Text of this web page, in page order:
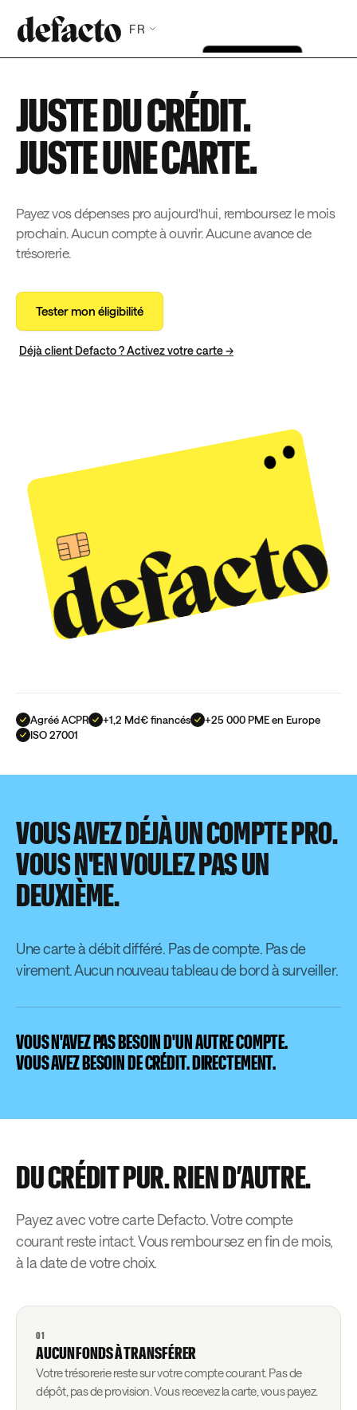
FR
JUSTE DU CRÉDIT.
JUSTE UNE CARTE.
Payez vos dépenses pro aujourd'hui, remboursez le mois
prochain. Aucun compte à ouvrir. Aucune avance de
trésorerie.
Tester mon éligibilité
Déjà client Defacto ? Activez votre carte →
Agréé ACPR +1,2 Md€ financés
+25 000 PME en Europe
ISO 27001
VOUS AVEZ DÉJÀ UN COMPTE PRO.
VOUS N'EN VOULEZ PAS UN
DEUXIÈME.
Une carte à débit différé. Pas de compte. Pas de
virement. Aucun nouveau tableau de bord à surveiller.
VOUS N'AVEZ PAS BESOIN D'UN AUTRE COMPTE.
VOUS AVEZ BESOIN DE CRÉDIT. DIRECTEMENT.
DU CRÉDIT PUR. RIEN D’AUTRE.
Payez avec votre carte Defacto. Votre compte
courant reste intact. Vous remboursez en fin de mois,
à la date de votre choix.
01
AUCUN FONDS À TRANSFÉRER
Votre trésorerie reste sur votre compte courant. Pas de
dépôt, pas de provision. Vous recevez la carte, vous payez.